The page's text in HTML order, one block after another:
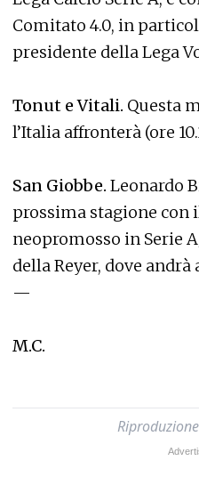
Comitato 4.0, in
presidente della Lega
Tonut e Vitali. Questa
l’Italia affronterà (ore
San Giobbe. Leonardo
prossima stagione con
neopromosso in Serie
della Reyer, dove andrà
—
M.C.